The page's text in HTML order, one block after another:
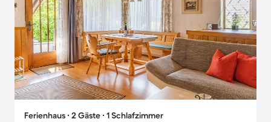
Ferienhaus ∙ 2 Gäste ∙ 1 Schlafzimmer